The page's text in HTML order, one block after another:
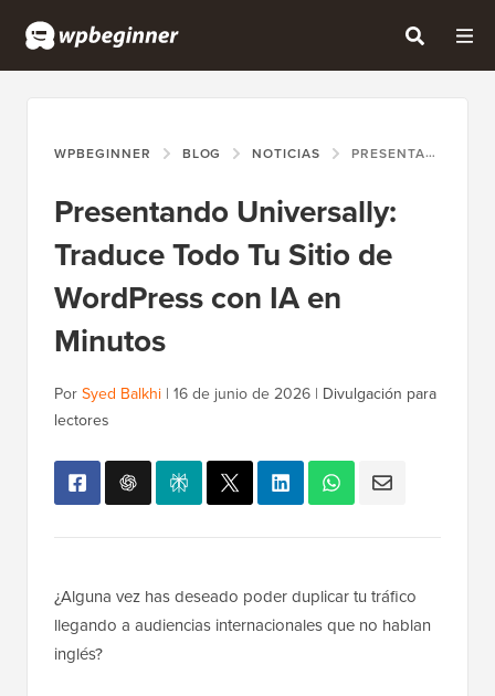
WPBEGINNER BLOG NOTICIAS PRESENTANDO UNIVERSALLY: TRADUCE TODO TU SITIO DE WORDPRESS CON IA EN MINUTOS
Presentando Universally:
Traduce Todo Tu Sitio de
WordPress con IA en
Minutos
Por Syed Balkhi | 16 de junio de 2026 | Divulgación para
lectores
¿Alguna vez has deseado poder duplicar tu tráfico
llegando a audiencias internacionales que no hablan
inglés?